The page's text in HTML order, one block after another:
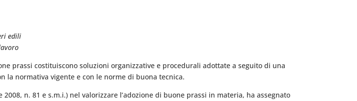
edili
prassi costituiscono soluzioni organizzative e procedurali adottate a seguito di una
la normativa vigente e con le norme di buona tecnica.
n. 81 e s.m.i.) nel valorizzare l’adozione di buone prassi in materia, ha assegnato